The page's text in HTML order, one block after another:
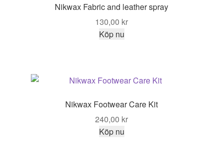
Nikwax Fabric and leather spray
130,00 kr
Köp nu
Nikwax Footwear Care Kit
240,00 kr
Köp nu